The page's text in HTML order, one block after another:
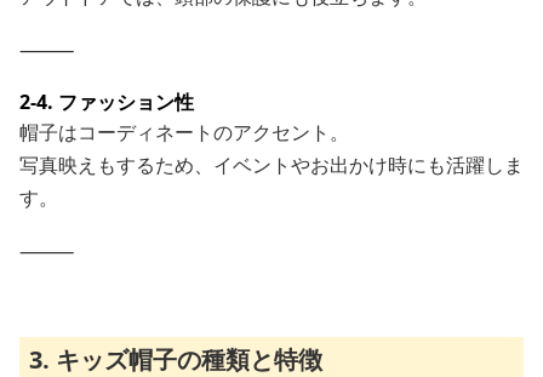
⸻
2-4. ファッション性
帽子はコーディネートのアクセント。
写真映えもするため、イベントやお出かけ時にも活躍しま
す。
⸻
3. キッズ帽子の種類と特徴